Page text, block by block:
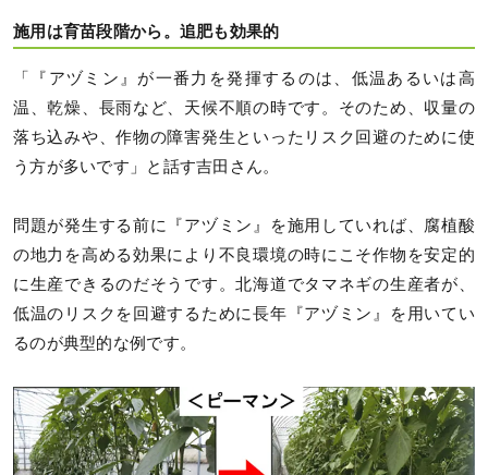
施用は育苗段階から。追肥も効果的
「『アヅミン』が一番力を発揮するのは、低温あるいは高
温、乾燥、長雨など、天候不順の時です。そのため、収量の
落ち込みや、作物の障害発生といったリスク回避のために使
う方が多いです」と話す吉田さん。
問題が発生する前に『アヅミン』を施用していれば、腐植酸
の地力を高める効果により不良環境の時にこそ作物を安定的
に生産できるのだそうです。北海道でタマネギの生産者が、
低温のリスクを回避するために長年『アヅミン』を用いてい
るのが典型的な例です。